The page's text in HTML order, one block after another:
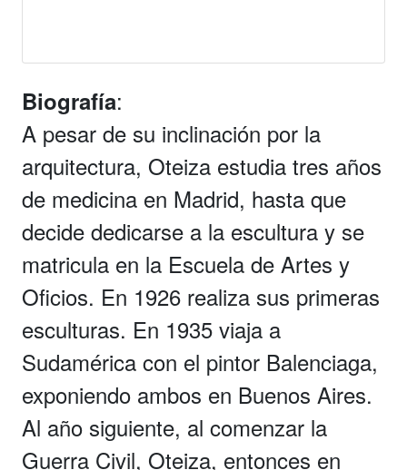
Biografía:
A pesar de su inclinación por la
arquitectura, Oteiza estudia tres años
de medicina en Madrid, hasta que
decide dedicarse a la escultura y se
matricula en la Escuela de Artes y
Oficios. En 1926 realiza sus primeras
esculturas. En 1935 viaja a
Sudamérica con el pintor Balenciaga,
exponiendo ambos en Buenos Aires.
Al año siguiente, al comenzar la
Guerra Civil, Oteiza, entonces en